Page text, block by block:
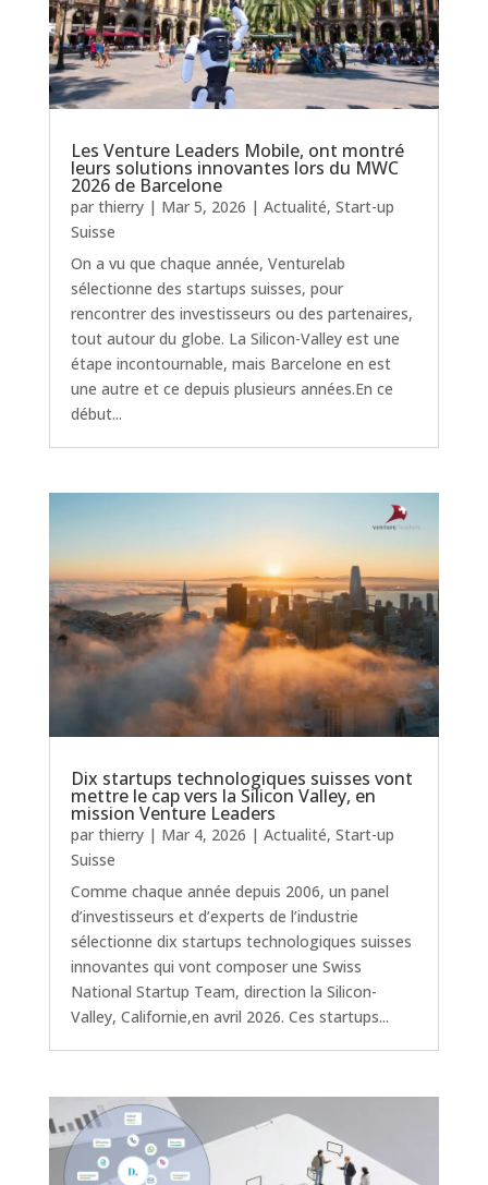
Les Venture Leaders Mobile, ont montré
leurs solutions innovantes lors du MWC
2026 de Barcelone
par thierry| Mar 5, 2026 | Actualité, Start-up
Suisse
On a vu que chaque année, Venturelab
sélectionne des startups suisses, pour
rencontrer des investisseurs ou des partenaires,
tout autour du globe. La Silicon-Valley est une
étape incontournable, mais Barcelone en est
une autre et ce depuis plusieurs années.En ce
début...
Dix startups technologiques suisses vont
mettre le cap vers la Silicon Valley, en
mission Venture Leaders
par thierry| Mar 4, 2026 | Actualité, Start-up
Suisse
Comme chaque année depuis 2006, un panel
d’investisseurs et d’experts de l’industrie
sélectionne dix startups technologiques suisses
innovantes qui vont composer une Swiss
National Startup Team, direction la Silicon-
Valley, Californie,en avril 2026. Ces startups...